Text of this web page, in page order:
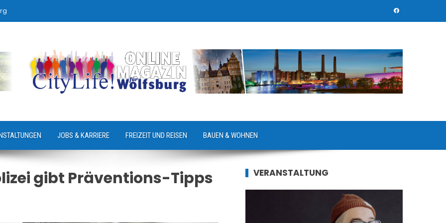
JOBS & KARRIERE FREIZEIT UND REISEN BAUEN & WOHNEN
gibt Präventions-Tipps VERANSTALTUNG